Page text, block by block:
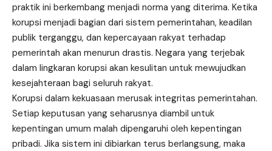
praktik ini berkembang menjadi norma yang diterima. Ketika
korupsi menjadi bagian dari sistem pemerintahan, keadilan
publik terganggu, dan kepercayaan rakyat terhadap
pemerintah akan menurun drastis. Negara yang terjebak
dalam lingkaran korupsi akan kesulitan untuk mewujudkan
kesejahteraan bagi seluruh rakyat.
Korupsi dalam kekuasaan merusak integritas pemerintahan.
Setiap keputusan yang seharusnya diambil untuk
kepentingan umum malah dipengaruhi oleh kepentingan
pribadi. Jika sistem ini dibiarkan terus berlangsung, maka